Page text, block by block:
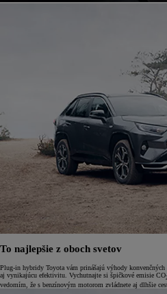
To najlepšie z oboch svetov
Plug-in hybridy Toyota vám prinášajú výhody
aj vynikajúcu efektivitu. Vychutnajte si špičkové emisie CO
vedomím, že s benzínovým motorom zvládnete aj dlhšie